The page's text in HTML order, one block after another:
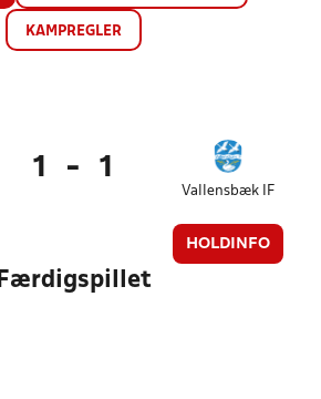
KAMPREGLER
1 - 1
Vallensbæk IF
HOLDINFO
Færdigspillet